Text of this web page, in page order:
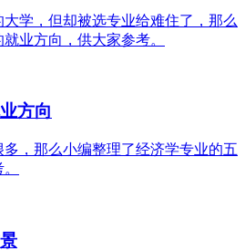
学，但却被选专业给难住了，那么
业方向，供大家参考。
方向
，那么小编整理了经济学专业的五